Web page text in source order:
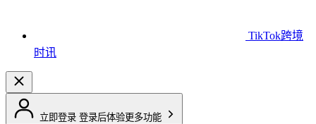
TikTok跨境
时讯
立即登录 登录后体验更多功能